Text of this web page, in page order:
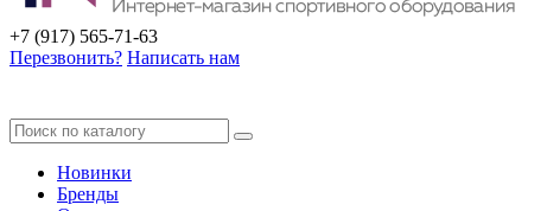
+7 (917) 565-71-63
Перезвонить? Написать нам
Новинки
Бренды